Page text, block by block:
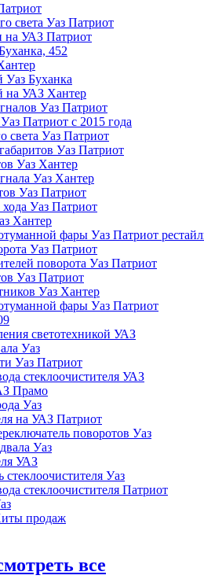
света Уаз Патриот
на УАЗ Патриот
452
Уаз Буханка
на УАЗ Хантер
Уаз Патриот
Патриот с 2015 года
света Уаз Патриот
Уаз Патриот
Уаз Хантер
Уаз Хантер
Уаз Патриот
Уаз Патриот
Хантер
фары Уаз Патриот
Уаз Патриот
поворота Уаз Патриот
Уаз Патриот
Уаз Хантер
фары Уаз Патриот
светотехникой УАЗ
Уаз
Уаз Патриот
стеклоочистителя УАЗ
Прамо
Уаз
на УАЗ Патриот
поворотов Уаз
Уаз
УАЗ
стеклоочистителя Уаз
стеклоочистителя Патриот
продаж
все